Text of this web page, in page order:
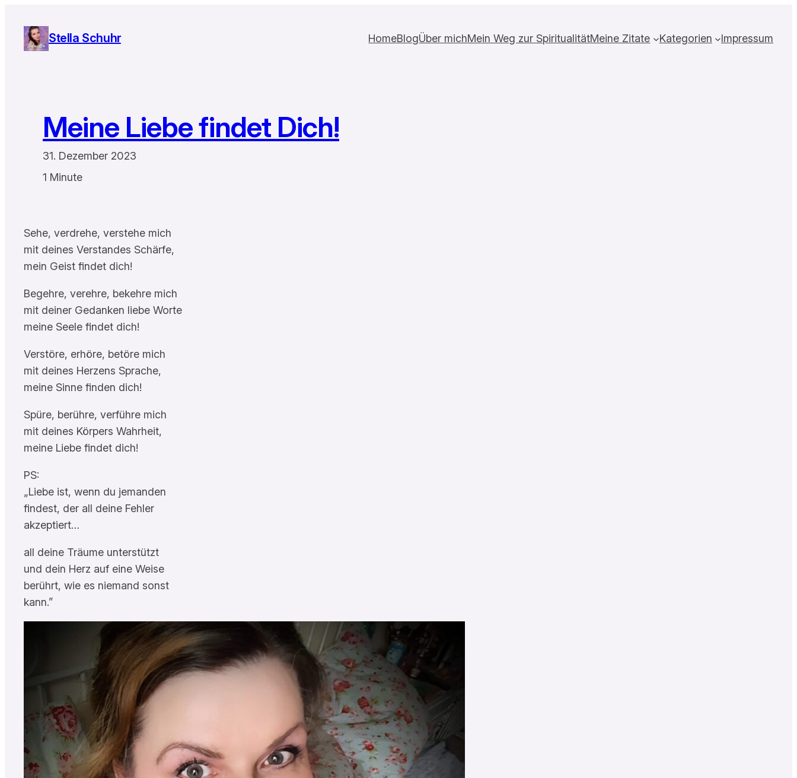
Inhalt
springen
Stella Schuhr HomeBlogÜber michMein Weg zur SpiritualitätMeine Zitate Kategorien Impressum
Meine Liebe findet Dich!
31. Dezember 2023
1 Minute
Sehe, verdrehe, verstehe mich
mit deines Verstandes Schärfe,
mein Geist findet dich!
Begehre, verehre, bekehre mich
mit deiner Gedanken liebe Worte
meine Seele findet dich!
Verstöre, erhöre, betöre mich
mit deines Herzens Sprache,
meine Sinne finden dich!
Spüre, berühre, verführe mich
mit deines Körpers Wahrheit,
meine Liebe findet dich!
PS:
„Liebe ist, wenn du jemanden
findest, der all deine Fehler
akzeptiert…
all deine Träume unterstützt
und dein Herz auf eine Weise
berührt, wie es niemand sonst
kann.”